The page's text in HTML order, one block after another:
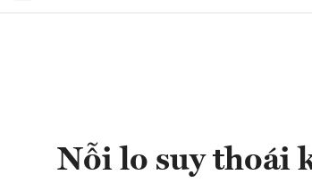
Nỗi lo suy thoái